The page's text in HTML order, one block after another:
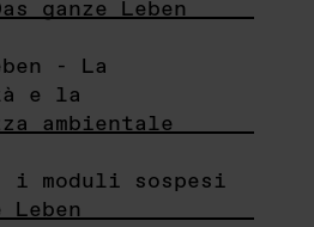
ganze Leben
- La
e la
ambientale
i moduli sospesi